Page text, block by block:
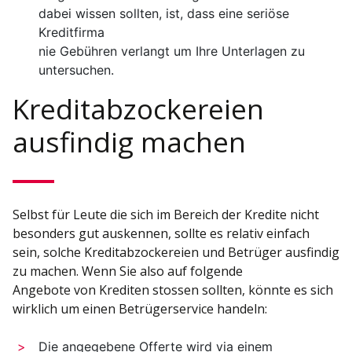
dabei wissen sollten, ist, dass eine seriöse
Kreditfirma
nie Gebühren verlangt um Ihre Unterlagen zu
untersuchen.
Kreditabzockereien
ausfindig machen
Selbst für Leute die sich im Bereich der Kredite nicht
besonders gut auskennen, sollte es relativ einfach
sein, solche Kreditabzockereien und Betrüger ausfindig
zu machen. Wenn Sie also auf folgende
Angebote von Krediten stossen sollten, könnte es sich
wirklich um einen Betrügerservice handeln:
Die angegebene Offerte wird via einem